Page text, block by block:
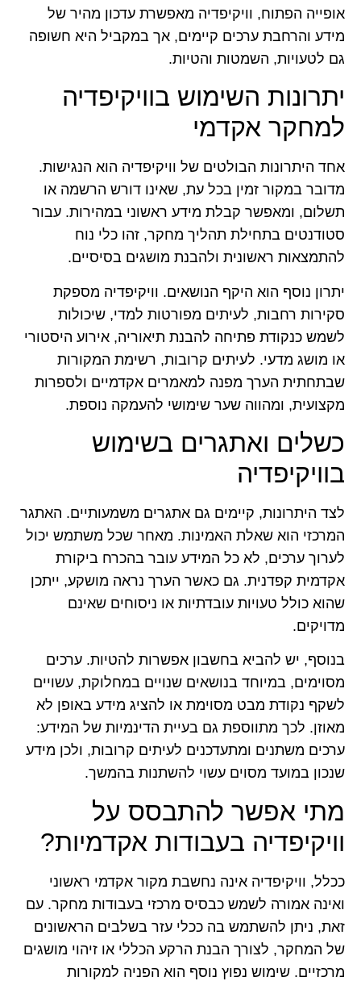
אופייה הפתוח, וויקיפדיה מאפשרת עדכון מהיר של
מידע והרחבת ערכים קיימים, אך במקביל היא חשופה
גם לטעויות, השמטות והטיות.
יתרונות השימוש בוויקיפדיה
למחקר אקדמי
אחד היתרונות הבולטים של וויקיפדיה הוא הנגישות.
מדובר במקור זמין בכל עת, שאינו דורש הרשמה או
תשלום, ומאפשר קבלת מידע ראשוני במהירות. עבור
סטודנטים בתחילת תהליך מחקר, זהו כלי נוח
להתמצאות ראשונית ולהבנת מושגים בסיסיים.
יתרון נוסף הוא היקף הנושאים. וויקיפדיה מספקת
סקירות רחבות, לעיתים מפורטות למדי, שיכולות
לשמש כנקודת פתיחה להבנת תיאוריה, אירוע היסטורי
או מושג מדעי. לעיתים קרובות, רשימת המקורות
שבתחתית הערך מפנה למאמרים אקדמיים ולספרות
מקצועית, ומהווה שער שימושי להעמקה נוספת.
כשלים ואתגרים בשימוש
בוויקיפדיה
לצד היתרונות, קיימים גם אתגרים משמעותיים. האתגר
המרכזי הוא שאלת האמינות. מאחר שכל משתמש יכול
לערוך ערכים, לא כל המידע עובר בהכרח ביקורת
אקדמית קפדנית. גם כאשר הערך נראה מושקע, ייתכן
שהוא כולל טעויות עובדתיות או ניסוחים שאינם
מדויקים.
בנוסף, יש להביא בחשבון אפשרות להטיות. ערכים
מסוימים, במיוחד בנושאים שנויים במחלוקת, עשויים
לשקף נקודת מבט מסוימת או להציג מידע באופן לא
מאוזן. לכך מתווספת גם בעיית הדינמיות של המידע:
ערכים משתנים ומתעדכנים לעיתים קרובות, ולכן מידע
שנכון במועד מסוים עשוי להשתנות בהמשך.
מתי אפשר להתבסס על
וויקיפדיה בעבודות אקדמיות?
ככלל, וויקיפדיה אינה נחשבת מקור אקדמי ראשוני
ואינה אמורה לשמש כבסיס מרכזי בעבודות מחקר. עם
זאת, ניתן להשתמש בה ככלי עזר בשלבים הראשונים
של המחקר, לצורך הבנת הרקע הכללי או זיהוי מושגים
מרכזיים. שימוש נפוץ נוסף הוא הפניה למקורות